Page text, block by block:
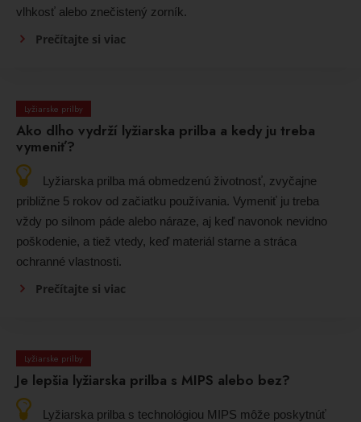
vlhkosť alebo znečistený zorník.
Prečítajte si viac
Lyžiarske prilby
Ako dlho vydrží lyžiarska prilba a kedy ju treba
vymeniť?
Lyžiarska prilba má obmedzenú životnosť, zvyčajne
približne 5 rokov od začiatku používania. Vymeniť ju treba
vždy po silnom páde alebo náraze, aj keď navonok nevidno
poškodenie, a tiež vtedy, keď materiál starne a stráca
ochranné vlastnosti.
Prečítajte si viac
Lyžiarske prilby
Je lepšia lyžiarska prilba s MIPS alebo bez?
Lyžiarska prilba s technológiou MIPS môže poskytnúť